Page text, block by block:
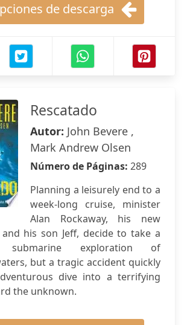
de descarga
Rescatado
Autor: John Bevere ,
Mark Andrew Olsen
Número de Páginas: 289
Planning a leisurely end to a
week-long cruise, minister
Alan Rockaway, his new
and his son Jeff, decide to take a
submarine exploration of
but a tragic accident quickly
dive into a terrifying
the unknown.